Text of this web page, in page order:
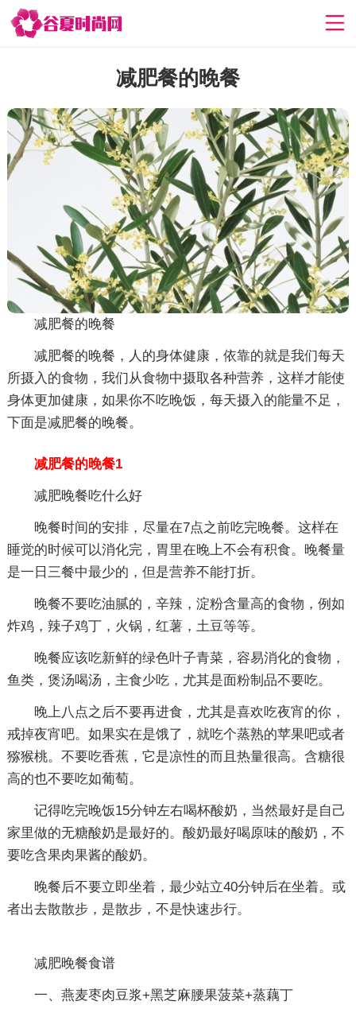
减肥餐的晚餐
减肥餐的晚餐
减肥餐的晚餐，人的身体健康，依靠的就是我们每天
所摄入的食物，我们从食物中摄取各种营养，这样才能使
身体更加健康，如果你不吃晚饭，每天摄入的能量不足，
下面是减肥餐的晚餐。
减肥餐的晚餐1
减肥晚餐吃什么好
晚餐时间的安排，尽量在7点之前吃完晚餐。这样在
睡觉的时候可以消化完，胃里在晚上不会有积食。晚餐量
是一日三餐中最少的，但是营养不能打折。
晚餐不要吃油腻的，辛辣，淀粉含量高的食物，例如
炸鸡，辣子鸡丁，火锅，红薯，土豆等等。
晚餐应该吃新鲜的绿色叶子青菜，容易消化的食物，
鱼类，煲汤喝汤，主食少吃，尤其是面粉制品不要吃。
晚上八点之后不要再进食，尤其是喜欢吃夜宵的你，
戒掉夜宵吧。如果实在是饿了，就吃个蒸熟的苹果吧或者
猕猴桃。不要吃香蕉，它是凉性的而且热量很高。含糖很
高的也不要吃如葡萄。
记得吃完晚饭15分钟左右喝杯酸奶，当然最好是自己
家里做的无糖酸奶是最好的。酸奶最好喝原味的酸奶，不
要吃含果肉果酱的酸奶。
晚餐后不要立即坐着，最少站立40分钟后在坐着。或
者出去散散步，是散步，不是快速步行。
减肥晚餐食谱
一、燕麦枣肉豆浆+黑芝麻腰果菠菜+蒸藕丁